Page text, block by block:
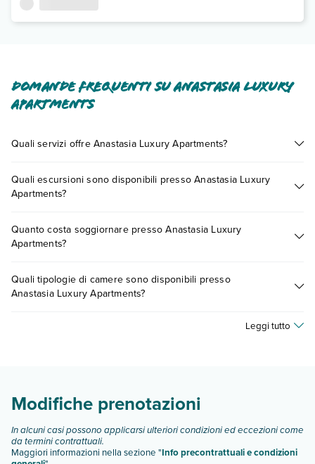
Domande frequenti su Anastasia Luxury
Apartments
Quali servizi offre Anastasia Luxury Apartments?
pagamento tra cui: aria condizionata, tv satellitare,
asciugacapelli, wi-fi in aree comuni, minifrigo.
descrizione
Quali escursioni sono disponibili presso Anastasia Luxury
Apartments?
presso Anastasia Luxury Apartments. Scoprile tutte nella
sezione dedicata
Quanto costa soggiornare presso Anastasia Luxury
Apartments?
base a vari fattori (per es. date, condizioni dell'hotel, ecc). Per
consultare i prezzi, compila il motore di ricerca e scegli
Quali tipologie di camere sono disponibili presso
Anastasia Luxury Apartments?
descrizione
Leggi tutto
Modifiche prenotazioni
In alcuni casi possono applicarsi ulteriori condizioni ed eccezioni come
da termini contrattuali.
Maggiori informazioni nella sezione "Info precontrattuali e condizioni